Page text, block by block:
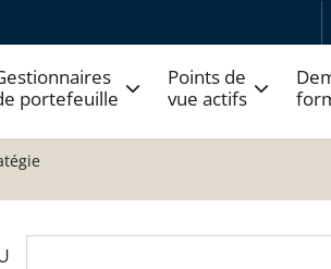
portefeuille
Points de
vue actifs